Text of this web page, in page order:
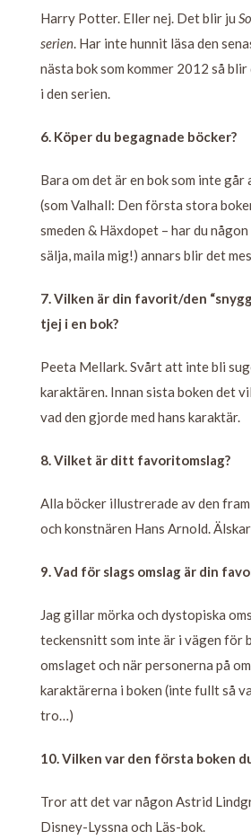
Harry Potter. Eller nej. Det blir ju
serien . Har inte hunnit läsa den
nästa bok som kommer 2012 så
i den serien.
6. Köper du begagnade böcker?
Bara om det är en bok som inte
(som Valhall: Den första stora
smeden & Häxdopet – har du
sälja, maila mig!) annars blir det
7. Vilken är din favorit/den
tjej i en bok?
Peeta Mellark. Svårt att inte bli
karaktären. Innan sista boken det
vad den gjorde med hans karaktär.
8. Vilket är ditt favoritomslag?
Alla böcker illustrerade av den
och konstnären Hans Arnold.
9. Vad för slags omslag är din
Jag gillar mörka och dystopiska
teckensnitt som inte är i vägen för
omslaget och när personerna på
karaktärerna i boken (inte fullt så
tro…)
10. Vilken var den första boken
Tror att det var någon Astrid
Disney-Lyssna och Läs-bok.